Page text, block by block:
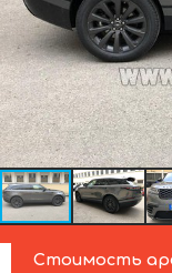
Стоимость